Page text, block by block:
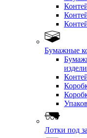
Бумажные
Лотки под